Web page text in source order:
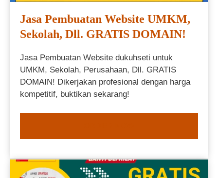
Jasa Pembuatan Website UMKM,
Sekolah, Dll. GRATIS DOMAIN!
Jasa Pembuatan Website dukuhseti untuk
UMKM, Sekolah, Perusahaan, Dll. GRATIS
DOMAIN! Dikerjakan profesional dengan harga
kompetitif, buktikan sekarang!